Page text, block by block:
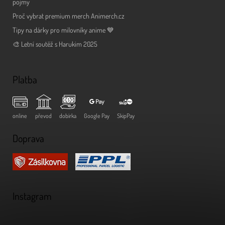
pojmy
Proč vybrat premium merch Animerch.cz
Tipy na dárky pro milovníky anime 💙
🎨 Letní soutěž s Harukim 2025
Platba
online převod dobírka Google Pay SkipPay
Doprava
Instagram